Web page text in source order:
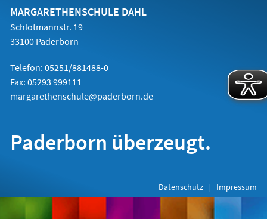
Tab)
MARGARETHENSCHULE DAHL
Schlotmannstr. 19
33100 Paderborn
Telefon: 05251/881488-0
Fax: 05293 999111
margarethenschule@paderborn.de
Paderborn überzeugt.
Datenschutz Impressum